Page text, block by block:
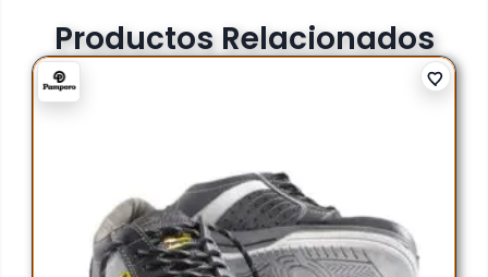
Productos Relacionados